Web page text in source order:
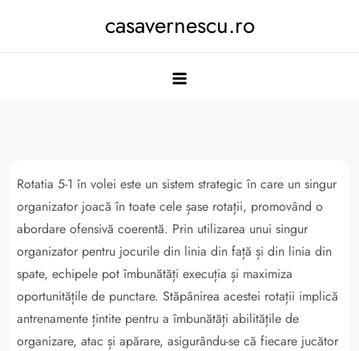
casavernescu.ro
Rotatia 5-1 în volei este un sistem strategic în care un singur
organizator joacă în toate cele șase rotații, promovând o
abordare ofensivă coerentă. Prin utilizarea unui singur
organizator pentru jocurile din linia din față și din linia din
spate, echipele pot îmbunătăți execuția și maximiza
oportunitățile de punctare. Stăpânirea acestei rotații implică
antrenamente țintite pentru a îmbunătăți abilitățile de
organizare, atac și apărare, asigurându-se că fiecare jucător